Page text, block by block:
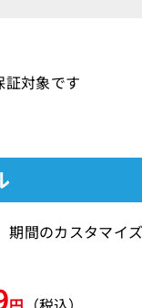
対象です
間のカスタマイ